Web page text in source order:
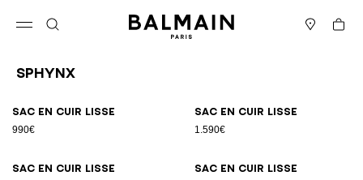
Panier
Sphynx
Sac en cuir lisse
990€
Sac en cuir lisse
1.590€
Sac en cuir lisse Sac en cuir lisse